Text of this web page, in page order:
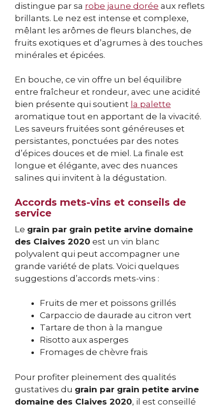
distingue par sa robe jaune dorée aux reflets
brillants. Le nez est intense et complexe,
mêlant les arômes de fleurs blanches, de
fruits exotiques et d’agrumes à des touches
minérales et épicées.
En bouche, ce vin offre un bel équilibre
entre fraîcheur et rondeur, avec une acidité
bien présente qui soutient la palette
aromatique tout en apportant de la vivacité.
Les saveurs fruitées sont généreuses et
persistantes, ponctuées par des notes
d’épices douces et de miel. La finale est
longue et élégante, avec des nuances
salines qui invitent à la dégustation.
Accords mets-vins et conseils de
service
Le grain par grain petite arvine domaine
des Claives 2020 est un vin blanc
polyvalent qui peut accompagner une
grande variété de plats. Voici quelques
suggestions d’accords mets-vins :
Fruits de mer et poissons grillés
Carpaccio de daurade au citron vert
Tartare de thon à la mangue
Risotto aux asperges
Fromages de chèvre frais
Pour profiter pleinement des qualités
gustatives du grain par grain petite arvine
domaine des Claives 2020, il est conseillé